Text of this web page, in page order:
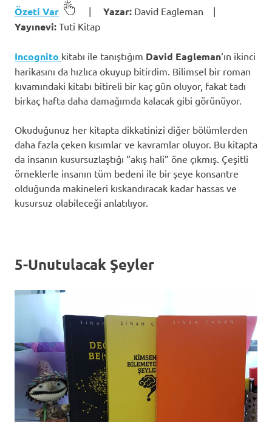
Özeti Var | Yazar: David Eagleman |
Yayınevi: Tuti Kitap
Incognito kitabı ile tanıştığım David Eagleman‘ın ikinci
harikasını da hızlıca okuyup bitirdim. Bilimsel bir roman
kıvamındaki kitabı bitireli bir kaç gün oluyor, fakat tadı
birkaç hafta daha damağımda kalacak gibi görünüyor.
Okuduğunuz her kitapta dikkatinizi diğer bölümlerden
daha fazla çeken kısımlar ve kavramlar oluyor. Bu kitapta
da insanın kusursuzlaştığı “akış hali” öne çıkmış. Çeşitli
örneklerle insanın tüm bedeni ile bir şeye konsantre
olduğunda makineleri kıskandıracak kadar hassas ve
kusursuz olabileceği anlatılıyor.
5-Unutulacak Şeyler